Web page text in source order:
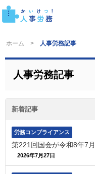
ホーム 人事労務記事
人事労務記事
新着記事
労務コンプライアンス
第221回国会が令和8年7
2026年7月27日